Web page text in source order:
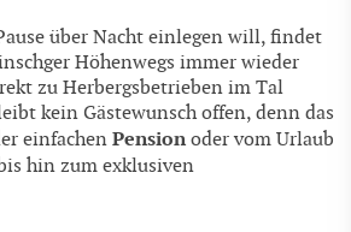
über Nacht einlegen will, findet
Höhenwegs immer wieder
zu Herbergsbetrieben im Tal
kein Gästewunsch offen, denn das
einfachen Pension oder vom Urlaub
hin zum exklusiven